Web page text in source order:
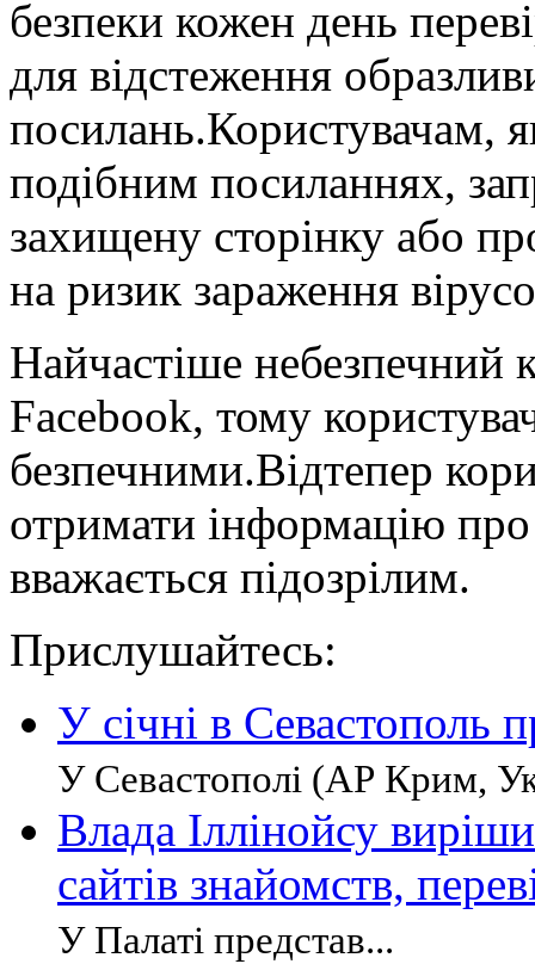
безпеки кожен день
для відстеження
посилань.Користувачам,
подібним посиланнях,
захищену сторінку або
на ризик зараження
Найчастіше небезпечний
Facebook, тому
безпечними.Відтепер
отримати інформацію
вважається підозрілим.
Прислушайтесь:
У січні в
У Севастополі (АР Крим,
Влада Іллінойсу
сайтів знайомств,
У Палаті представ...